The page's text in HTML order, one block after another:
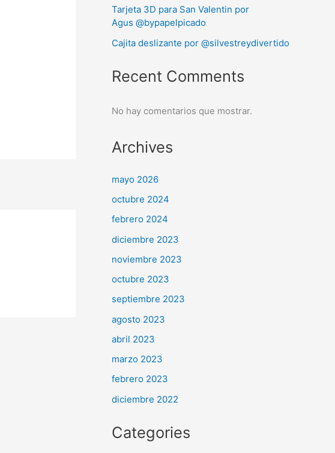
Tarjeta 3D para San Valentin por
Agus @bypapelpicado
Cajita deslizante por @silvestreydivertido
Recent Comments
No hay comentarios que mostrar.
Archives
mayo 2026
octubre 2024
febrero 2024
diciembre 2023
noviembre 2023
octubre 2023
septiembre 2023
agosto 2023
abril 2023
marzo 2023
febrero 2023
diciembre 2022
Categories